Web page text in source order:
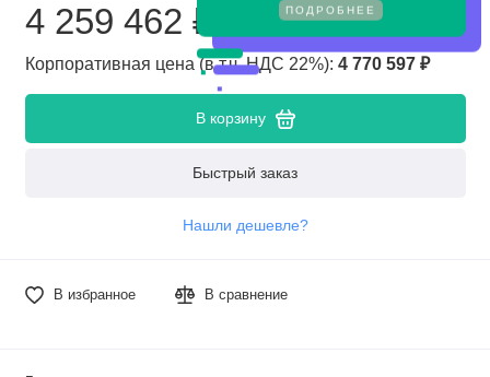
ПОДРОБНЕЕ
4 259 462 ₽
Корпоративная цена (в т.ч. НДС 22%): 4 770 597 ₽
В корзину
Быстрый заказ
Нашли дешевле?
В избранное В сравнение